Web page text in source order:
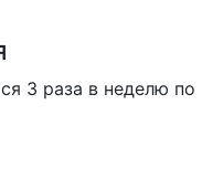
3 раза в неделю по